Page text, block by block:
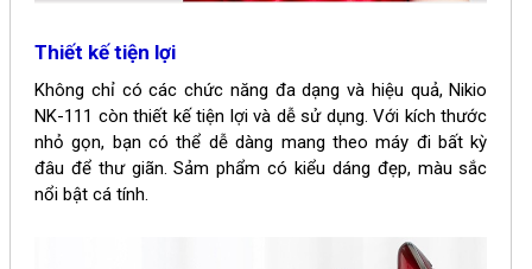
Thiết kế tiện lợi
Không chỉ có các chức năng đa dạng và hiệu quả, Nikio
NK-111 còn thiết kế tiện lợi và dễ sử dụng. Với kích thước
nhỏ gọn, bạn có thể dễ dàng mang theo máy đi bất kỳ
đâu để thư giãn. Sảm phẩm có kiểu dáng đẹp, màu sắc
nổi bật cá tính.